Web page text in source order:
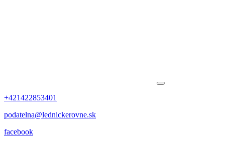
+421422853401
podatelna@lednickerovne.sk
facebook